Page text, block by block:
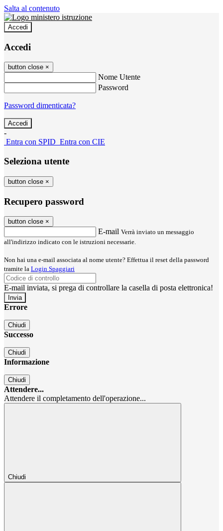
Salta al contenuto
Accedi
Accedi
button close ×
Nome Utente
Password
Password dimenticata?
-
Entra con SPID Entra con CIE
Seleziona utente
button close ×
Recupero password
button close ×
E-mail Verrà inviato un messaggio
all'indirizzo indicato con le istruzioni necessarie.
Non hai una e-mail associata al nome utente? Effettua il reset della password
tramite la Login Spaggiari
E-mail inviata, si prega di controllare la casella di posta elettronica!
Errore
Chiudi
Successo
Chiudi
Informazione
Chiudi
Attendere...
Attendere il completamento dell'operazione...
Chiudi